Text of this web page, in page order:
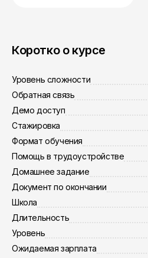
Коротко о курсе
Уровень сложности
Обратная связь
Демо доступ
Стажировка
Формат обучения
Помощь в трудоустройстве
Домашнее задание
Документ по окончании
Школа
Длительность
Уровень
Ожидаемая зарплата